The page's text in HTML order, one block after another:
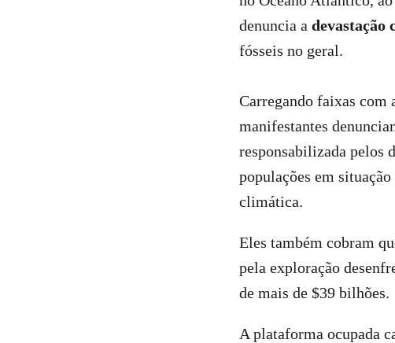
denuncia a devastação
fósseis no geral.
Carregando faixas com
manifestantes
responsabilizada pelos
populações em
climática.
Eles também cobram
pela exploração
de mais de $39 bilhões.
A plataforma ocupada